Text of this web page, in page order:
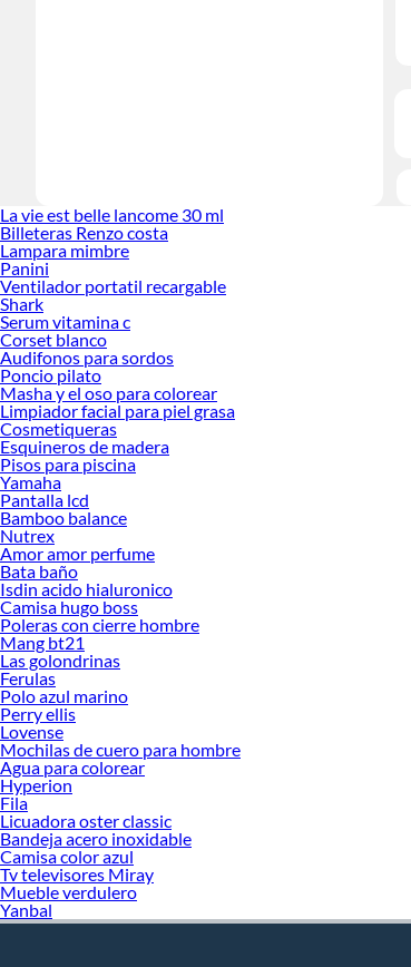
La vie est belle lancome 30 ml
Billeteras Renzo costa
Lampara mimbre
Panini
Ventilador portatil recargable
Shark
Serum vitamina c
Corset blanco
Audifonos para sordos
Poncio pilato
Masha y el oso para colorear
Limpiador facial para piel grasa
Cosmetiqueras
Esquineros de madera
Pisos para piscina
Yamaha
Pantalla lcd
Bamboo balance
Nutrex
Amor amor perfume
Bata baño
Isdin acido hialuronico
Camisa hugo boss
Poleras con cierre hombre
Mang bt21
Las golondrinas
Ferulas
Polo azul marino
Perry ellis
Lovense
Mochilas de cuero para hombre
Agua para colorear
Hyperion
Fila
Licuadora oster classic
Bandeja acero inoxidable
Camisa color azul
Tv televisores Miray
Mueble verdulero
Yanbal